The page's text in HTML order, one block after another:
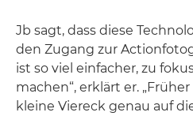
Jb sagt, dass diese
den Zugang zur
ist so viel einfacher, zu
machen“, erklärt er.
kleine Viereck genau auf